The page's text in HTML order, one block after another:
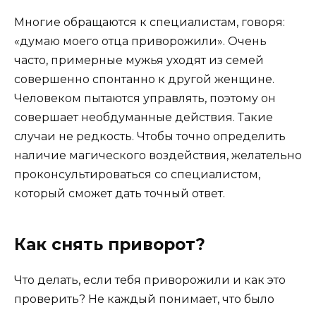
Многие обращаются к специалистам, говоря:
«думаю моего отца приворожили». Очень
часто, примерные мужья уходят из семей
совершенно спонтанно к другой женщине.
Человеком пытаются управлять, поэтому он
совершает необдуманные действия. Такие
случаи не редкость. Чтобы точно определить
наличие магического воздействия, желательно
проконсультироваться со специалистом,
который сможет дать точный ответ.
Как снять приворот?
Что делать, если тебя приворожили и как это
проверить? Не каждый понимает, что было